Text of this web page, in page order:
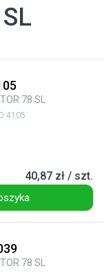
78 SL
4105
40,87 zł / szt.
78 SL